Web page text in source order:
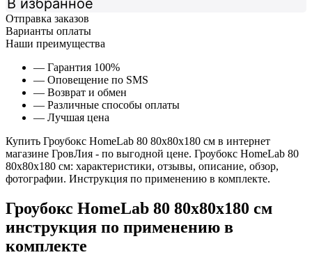
В избранное
Отправка заказов
Варианты оплаты
Наши преимущества
— Гарантия 100%
— Оповещение по SMS
— Возврат и обмен
— Различные способы оплаты
— Лучшая цена
Купить Гроубокс HomeLab 80 80x80x180 см в интернет
магазине ГровЛия - по выгодной цене. Гроубокс HomeLab 80
80x80x180 см: характеристики, отзывы, описание, обзор,
фотографии. Инструкция по применению в комплекте.
Гроубокс HomeLab 80 80x80x180 см
инструкция по применению в
комплекте